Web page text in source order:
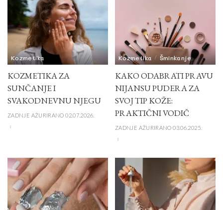
Kozmetika
KOZMETIKA ZA
SUNČANJE I
SVAKODNEVNU NJEGU
ZADNJE AŽURIRANO 02.07.2026.
Kozmetika Šminkanje
KAKO ODABRATI PRAVU
NIJANSU PUDERA ZA
SVOJ TIP KOŽE:
PRAKTIČNI VODIČ
ZADNJE AŽURIRANO 03.06.2025.